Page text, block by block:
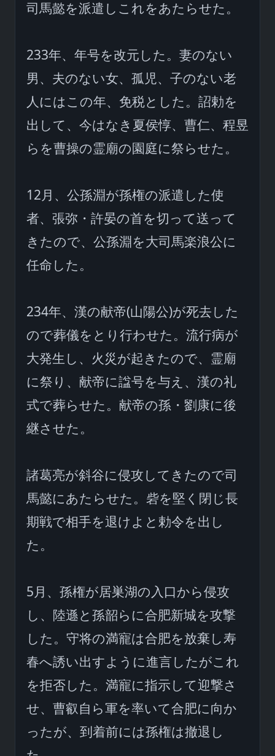
司馬懿を派遣しこれをあたらせた。
233年、年号を改元した。妻のない
男、夫のない女、孤児、子のない老
人にはこの年、免税とした。詔勅を
出して、今はなき夏侯惇、曹仁、程昱
らを曹操の霊廟の園庭に祭らせた。
12月、公孫淵が孫権の派遣した使
者、張弥・許晏の首を切って送って
きたので、公孫淵を大司馬楽浪公に
任命した。
234年、漢の献帝(山陽公)が死去した
ので葬儀をとり行わせた。流行病が
大発生し、火災が起きたので、霊廟
に祭り、献帝に諡号を与え、漢の礼
式で葬らせた。献帝の孫・劉康に後
継させた。
諸葛亮が斜谷に侵攻してきたので司
馬懿にあたらせた。砦を堅く閉じ長
期戦で相手を退けよと勅令を出し
た。
5月、孫権が居巣湖の入口から侵攻
し、陸遜と孫韶らに合肥新城を攻撃
した。守将の満寵は合肥を放棄し寿
春へ誘い出すように進言したがこれ
を拒否した。満寵に指示して迎撃さ
せ、曹叡自ら軍を率いて合肥に向か
ったが、到着前には孫権は撤退し